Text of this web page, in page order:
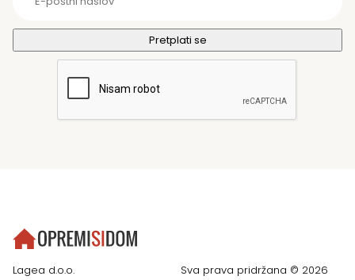
Lagea d.o.o.
Sva prava pridržana © 2026